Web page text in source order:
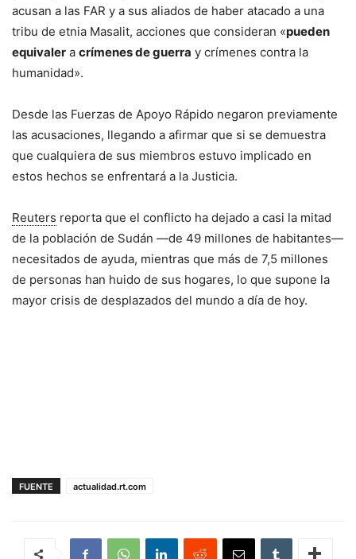
acusan a las FAR y a sus aliados de haber atacado a una
tribu de etnia Masalit, acciones que consideran «pueden
equivaler a crímenes de guerra y crímenes contra la
humanidad».
Desde las Fuerzas de Apoyo Rápido negaron previamente
las acusaciones, llegando a afirmar que si se demuestra
que cualquiera de sus miembros estuvo implicado en
estos hechos se enfrentará a la Justicia.
Reuters reporta que el conflicto ha dejado a casi la mitad
de la población de Sudán —de 49 millones de habitantes—
necesitados de ayuda, mientras que más de 7,5 millones
de personas han huido de sus hogares, lo que supone la
mayor crisis de desplazados del mundo a día de hoy.
FUENTE actualidad.rt.com